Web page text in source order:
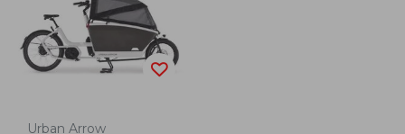
Urban Arrow